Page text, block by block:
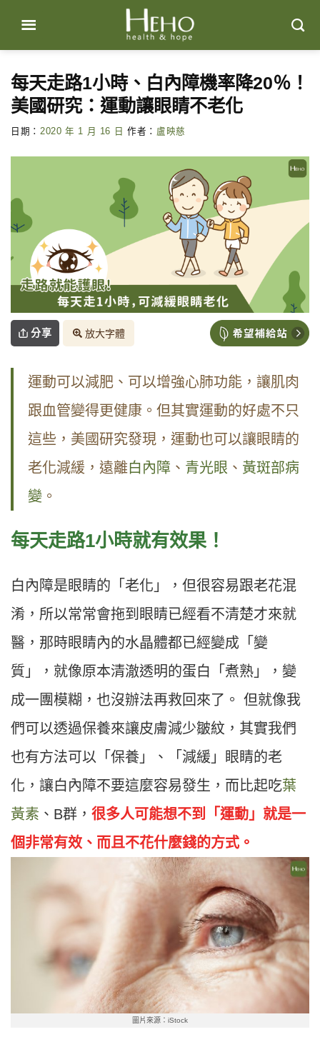
content
每天走路1小時、白內障機率降20％！
美國研究：運動讓眼睛不老化
日期： 2020 年 1 月 16 日 作者： 盧映慈
分享 放大字體
運動可以減肥、可以增強心肺功能，讓肌肉
跟血管變得更健康。但其實運動的好處不只
這些，美國研究發現，運動也可以讓眼睛的
老化減緩，遠離白內障 、 青光眼 、 黃斑部病
變 。
每天走路1小時就有效果！
白內障是眼睛的「老化」，但很容易跟老花混
淆，所以常常會拖到眼睛已經看不清楚才來就
醫，那時眼睛內的水晶體都已經變成「變
質」，就像原本清澈透明的蛋白「煮熟」，變
成一團模糊，也沒辦法再救回來了。 但就像我
們可以透過保養來讓皮膚減少皺紋，其實我們
也有方法可以「保養」、「減緩」眼睛的老
化，讓白內障不要這麼容易發生，而比起吃葉
黃素 、B群， 很多人可能想不到「運動」就是一
個非常有效、而且不花什麼錢的方式。
圖片來源：iStock